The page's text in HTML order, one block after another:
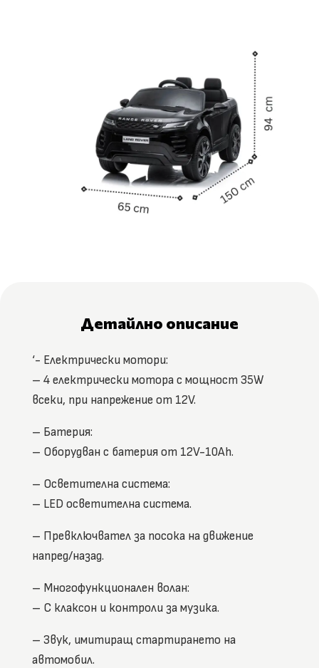
Детайлно описание
‘- Електрически мотори:
– 4 електрически мотора с мощност 35W
всеки, при напрежение от 12V.
– Батерия:
– Оборудван с батерия от 12V-10Ah.
– Осветителна система:
– LED осветителна система.
– Превключвател за посока на движение
напред/назад.
– Многофункционален волан:
– С клаксон и контроли за музика.
– Звук, имитиращ стартирането на
автомобил.